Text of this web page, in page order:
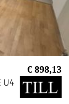
€ 898,13
U4